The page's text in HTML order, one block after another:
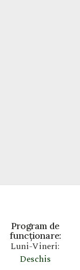
Program de
funcționare:
Luni-Vineri:
Deschis